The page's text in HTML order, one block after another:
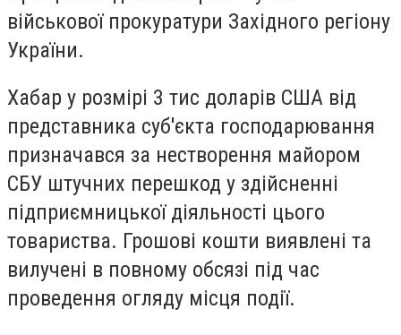
військової прокуратури Західного регіону
України.
Хабар у розмірі 3 тис доларів США від
представника суб'єкта господарювання
призначався за нестворення майором
СБУ штучних перешкод у здійсненні
підприємницької діяльності цього
товариства. Грошові кошти виявлені та
вилучені в повному обсязі під час
проведення огляду місця події.